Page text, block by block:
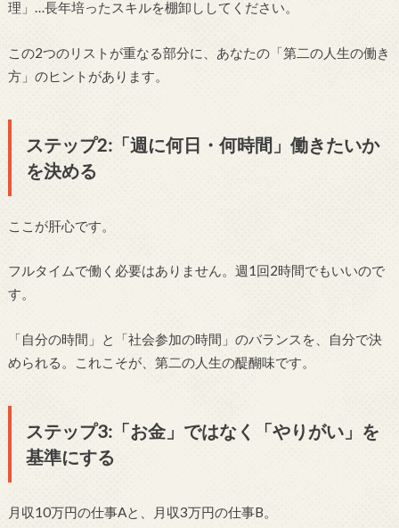
理」…長年培ったスキルを棚卸ししてください。
この2つのリストが重なる部分に、あなたの「第二の人生の働き
方」のヒントがあります。
ステップ2:「週に何日・何時間」働きたいか
を決める
ここが肝心です。
フルタイムで働く必要はありません。週1回2時間でもいいので
す。
「自分の時間」と「社会参加の時間」のバランスを、自分で決
められる。これこそが、第二の人生の醍醐味です。
ステップ3:「お金」ではなく「やりがい」を
基準にする
月収10万円の仕事Aと、月収3万円の仕事B。